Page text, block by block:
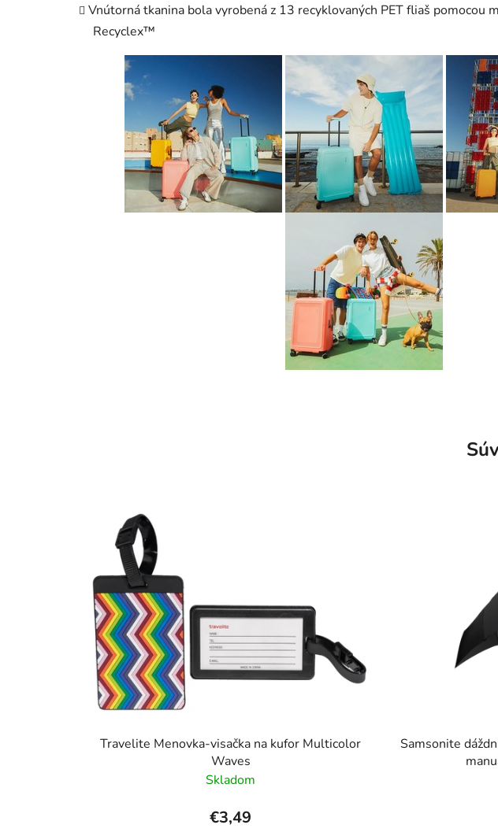
Vnútorná tkanina bola vyrobená z 13 recyklovaných PET fliaš pomocou
Recyclex™
Travelite Menovka-visačka na kufor Multicolor
Waves
Skladom
€3,49
Samsonite